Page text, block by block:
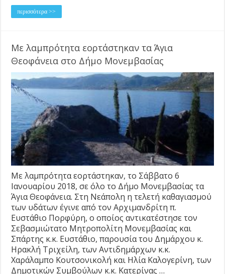
περισσότερα >>
Με λαμπρότητα εορτάστηκαν τα Άγια
Θεοφάνεια στο Δήμο Μονεμβασίας
Με λαμπρότητα εορτάστηκαν, τo Σάββατο 6
Ιανουαρίου 2018, σε όλο το Δήμο Μονεμβασίας τα
Άγια Θεοφάνεια. Στη Νεάπολη η τελετή καθαγιασμού
των υδάτων έγινε από τον Αρχιμανδρίτη π.
Ευστάθιο Πορφύρη, ο οποίος αντικατέστησε τον
Σεβασμιώτατο Μητροπολίτη Μονεμβασίας και
Σπάρτης κ.κ. Ευστάθιο, παρουσία του Δημάρχου κ.
Ηρακλή Τριχείλη, των Αντιδημάρχων κ.κ.
Χαράλαμπο Κουτσονικολή και Ηλία Καλογερίνη, των
Δημοτικών Συμβούλων κ.κ. Κατερίνας …